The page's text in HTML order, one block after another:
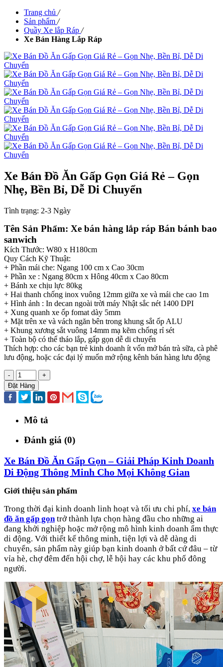
Trang chủ /
Sản phẩm /
Quầy Xe lắp Ráp /
Xe Bán Hàng Lắp Ráp
Xe Bán Đồ Ăn Gấp Gọn Giá Rẻ – Gọn
Nhẹ, Bền Bỉ, Dễ Di Chuyển
Tình trạng: 2-3 Ngày
Tên Sản Phẩm: Xe bán hàng lắp ráp Bán bánh bao
sanwich
Kích Thước: W80 x H180cm
Quy Cách Kỹ Thuật:
+ Phần mái che: Ngang 100 cm x Cao 30cm
+ Phần xe : Ngang 80cm x Hông 40cm x Cao 80cm
+ Bánh xe chịu lực 80kg
+ Hai thanh chống inox vuông 12mm giữa xe và mái che cao 1m
+ Hình ảnh : In decan ngoài trời máy Nhật sắc nét 1400 DPI
+ Xung quanh xe ốp fomat dày 5mm
+ Mặt trên xe và vách ngăn bên trong khung sắt ốp ALU
+ Khung xương sắt vuông 14mm mạ kẽm chống rỉ sét
+ Toàn bộ có thể tháo lắp, gấp gọn dễ di chuyển
Thích hợp: cho các bạn trẻ kinh doanh ít vốn mở bán trà sữa, cà phê
lưu động, hoặc các đại lý muốn mở rộng kênh bán hàng lưu động
-
+
Đặt Hàng
Mô tả
Đánh giá (0)
Xe Bán Đồ Ăn Gấp Gọn – Giải Pháp Kinh Doanh
Di Động Thông Minh Cho Mọi Không Gian
Giới thiệu sản phẩm
Trong thời đại kinh doanh linh hoạt và tối ưu chi phí, xe bán
đồ ăn gấp gọntrở thành lựa chọn hàng đầu cho những ai
đang khởi nghiệp hoặc mở rộng mô hình kinh doanh ẩm thực
di động. Với thiết kế thông minh, tiện lợi và dễ dàng di
chuyển, sản phẩm này giúp bạn kinh doanh ở bất cứ đâu – từ
vỉa hè, chợ đêm đến hội chợ, lễ hội hay các khu phố đông
người.